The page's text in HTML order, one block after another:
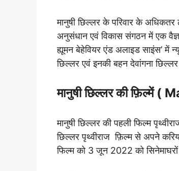
मानुषी छिल्लर के परिवार के अधिकतर
अनुसंधान एवं विकास संगठन में एक
ह्यूमन बेहेवियर एंड अलाइड साइंस’ में
छिल्लर एवं इनकी बहन देवांगना
मानुषी छिल्लर की फ़िल्में
मानुषी छिल्लर की पहली फिल्म
छिल्लर पृथ्वीराज फ़िल्म से अपने
फिल्म को 3 जून 2022 को सिनेमाघरों